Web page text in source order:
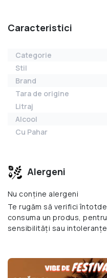
Caracteristici
Categorie
Stil
Brand
Tara de origine
Litraj
Alcool
Cu Pahar
Alergeni
Nu conține alergeni
Te rugăm să verifici
consuma un produs,
sensibilități sau